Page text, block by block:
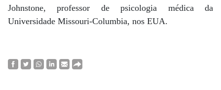
Johnstone, professor de psicologia médica da
Universidade Missouri-Columbia, nos EUA.